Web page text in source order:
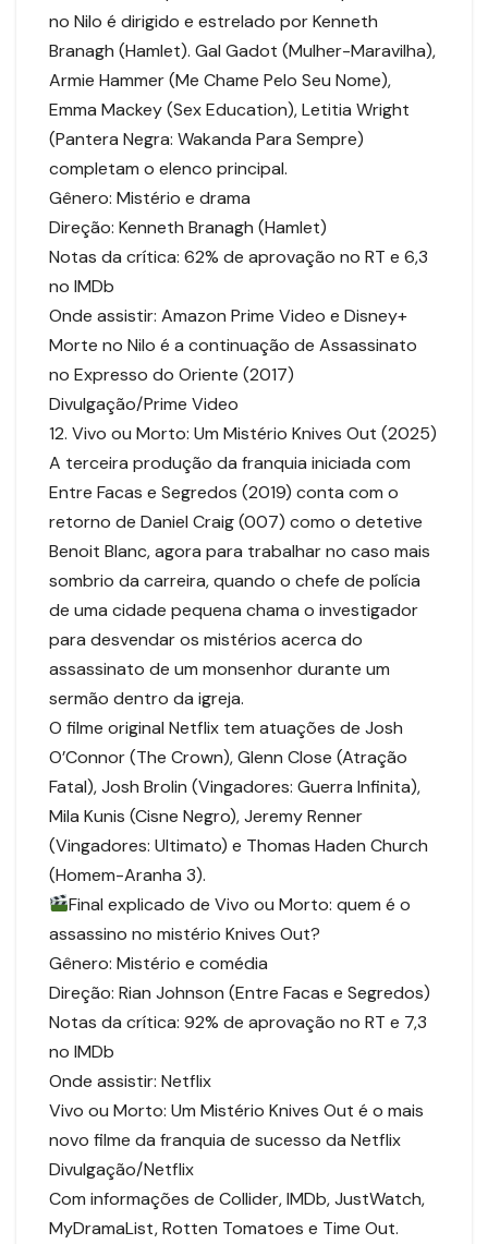
no Nilo é dirigido e estrelado por Kenneth
Branagh (Hamlet). Gal Gadot (Mulher-Maravilha),
Armie Hammer (Me Chame Pelo Seu Nome),
Emma Mackey (Sex Education), Letitia Wright
(Pantera Negra: Wakanda Para Sempre)
completam o elenco principal.
Gênero: Mistério e drama
Direção: Kenneth Branagh (Hamlet)
Notas da crítica: 62% de aprovação no RT e 6,3
no IMDb
Onde assistir: Amazon Prime Video e Disney+
Morte no Nilo é a continuação de Assassinato
no Expresso do Oriente (2017)
Divulgação/Prime Video
12. Vivo ou Morto: Um Mistério Knives Out (2025)
A terceira produção da franquia iniciada com
Entre Facas e Segredos (2019) conta com o
retorno de Daniel Craig (007) como o detetive
Benoit Blanc, agora para trabalhar no caso mais
sombrio da carreira, quando o chefe de polícia
de uma cidade pequena chama o investigador
para desvendar os mistérios acerca do
assassinato de um monsenhor durante um
sermão dentro da igreja.
O filme original Netflix tem atuações de Josh
O’Connor (The Crown), Glenn Close (Atração
Fatal), Josh Brolin (Vingadores: Guerra Infinita),
Mila Kunis (Cisne Negro), Jeremy Renner
(Vingadores: Ultimato) e Thomas Haden Church
(Homem-Aranha 3).
Final explicado de Vivo ou Morto: quem é o
assassino no mistério Knives Out?
Gênero: Mistério e comédia
Direção: Rian Johnson (Entre Facas e Segredos)
Notas da crítica: 92% de aprovação no RT e 7,3
no IMDb
Onde assistir: Netflix
Vivo ou Morto: Um Mistério Knives Out é o mais
novo filme da franquia de sucesso da Netflix
Divulgação/Netflix
Com informações de Collider, IMDb, JustWatch,
MyDramaList, Rotten Tomatoes e Time Out.